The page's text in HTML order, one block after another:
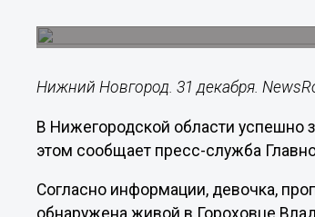
Нижний Новгород. 31 декабря.
В Нижегородской области успешно
этом сообщает пресс-служба
Согласно информации, девочка,